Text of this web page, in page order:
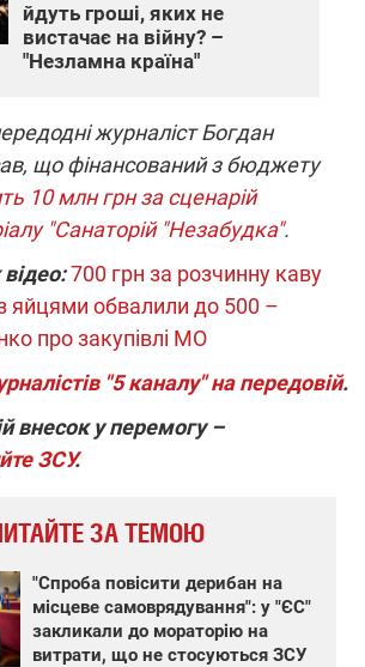
йдуть гроші, яких не
вистачає на війну? –
"Незламна країна"
журналіст Богдан
що фінансований з бюджету
10 млн грн за сценарій
"Санаторій "Незабудка".
700 грн за розчинну каву
яйцями обвалили до 500 –
про закупівлі МО
"5 каналу" на передовій.
внесок у перемогу –
ЗСУ.
ЗА ТЕМОЮ
"Спроба повісити дерибан на
місцеве самоврядування": у "ЄС"
закликали до мораторію на
витрати, що не стосуються ЗСУ